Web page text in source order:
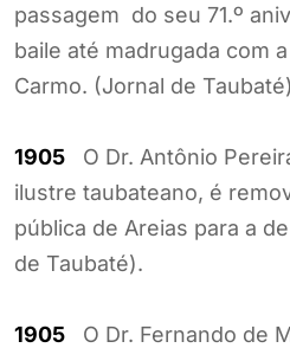
passagem do seu 71.º
baile até madrugada com
Carmo. (Jornal de
1905 O Dr. Antônio
ilustre taubateano, é
pública de Areias para a
de Taubaté).
1905 O Dr. Fernando de